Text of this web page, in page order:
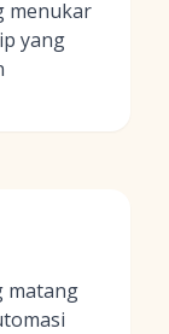
menukar
yang
matang